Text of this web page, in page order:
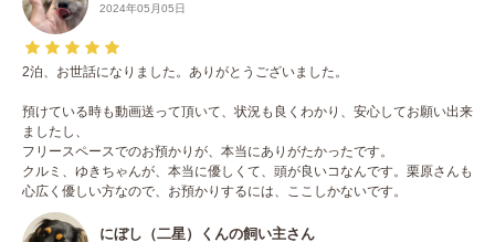
2024年05月05日
2泊、お世話になりました。ありがとうございました。
預けている時も動画送って頂いて、状況も良くわかり、安心してお願い出来
ましたし、
フリースペースでのお預かりが、本当にありがたかったです。
クルミ、ゆきちゃんが、本当に優しくて、頭が良いコなんです。栗原さんも
心広く優しい方なので、お預かりするには、ここしかないです。
にぼし（二星）くんの飼い主さん